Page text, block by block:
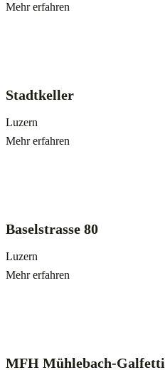
Mehr erfahren
Stadtkeller
Luzern
Mehr erfahren
Baselstrasse 80
Luzern
Mehr erfahren
MFH Mühlebach-Galfetti